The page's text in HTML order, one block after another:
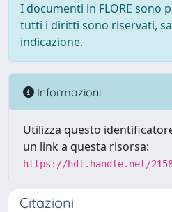
I documenti in FLORE sono
tutti i diritti sono riservati,
indicazione.
Informazioni
Utilizza questo
un link a questa risorsa:
https://hdl.handle.net/
Citazioni